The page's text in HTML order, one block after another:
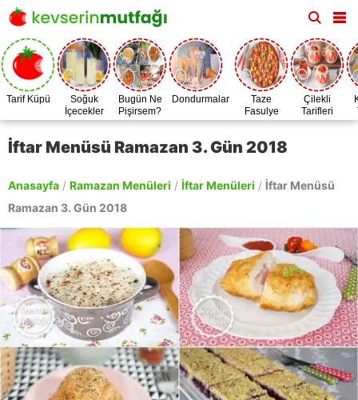
Tarif Küpü
Soğuk
İçecekler
Bugün Ne
Pişirsem?
Dondurmalar
Taze
Fasulye
Zamanı
Çilekli
Tarifleri
İftar Menüsü Ramazan 3. Gün 2018
Anasayfa / Ramazan Menüleri / İftar Menüleri / İftar Menüsü
Ramazan 3. Gün 2018